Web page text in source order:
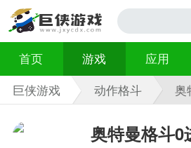
首页 游戏 应用
巨侠游戏
动作格斗
奥
奥特曼格斗0